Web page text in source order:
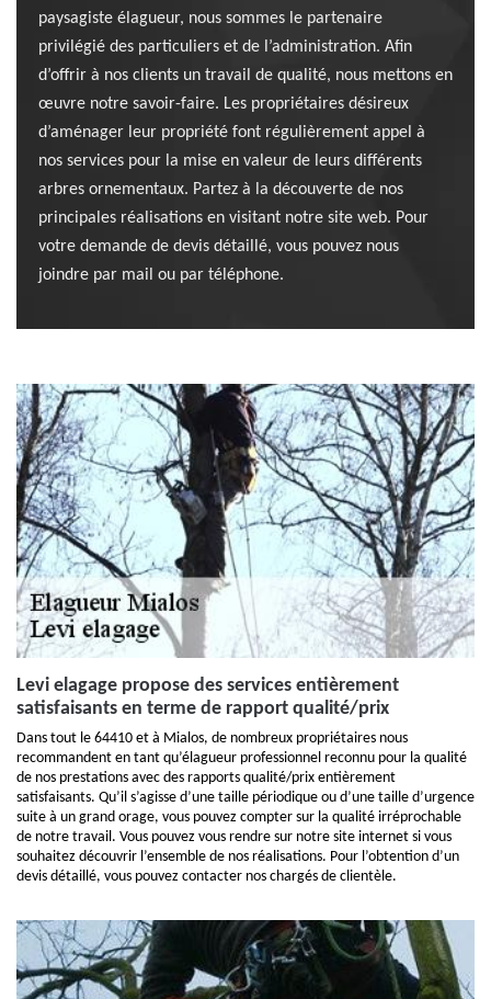
paysagiste élagueur, nous sommes le partenaire
privilégié des particuliers et de l’administration. Afin
d’offrir à nos clients un travail de qualité, nous mettons en
œuvre notre savoir-faire. Les propriétaires désireux
d’aménager leur propriété font régulièrement appel à
nos services pour la mise en valeur de leurs différents
arbres ornementaux. Partez à la découverte de nos
principales réalisations en visitant notre site web. Pour
votre demande de devis détaillé, vous pouvez nous
joindre par mail ou par téléphone.
Levi elagage propose des services entièrement
satisfaisants en terme de rapport qualité/prix
Dans tout le 64410 et à Mialos, de nombreux propriétaires nous
recommandent en tant qu’élagueur professionnel reconnu pour la qualité
de nos prestations avec des rapports qualité/prix entièrement
satisfaisants. Qu’il s’agisse d’une taille périodique ou d’une taille d’urgence
suite à un grand orage, vous pouvez compter sur la qualité irréprochable
de notre travail. Vous pouvez vous rendre sur notre site internet si vous
souhaitez découvrir l’ensemble de nos réalisations. Pour l’obtention d’un
devis détaillé, vous pouvez contacter nos chargés de clientèle.